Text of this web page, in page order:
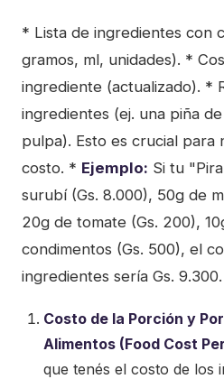
* Lista de ingredientes con
gramos, ml, unidades). *
ingrediente (actualizado). *
ingredientes (ej. una piña
pulpa). Esto es crucial para
costo. * Ejemplo: Si tu
surubí (Gs. 8.000), 50g de
20g de tomate (Gs. 200),
condimentos (Gs. 500), el
ingredientes sería Gs.
Costo de la Porción y
Alimentos (Food Cost
que tenés el costo de los